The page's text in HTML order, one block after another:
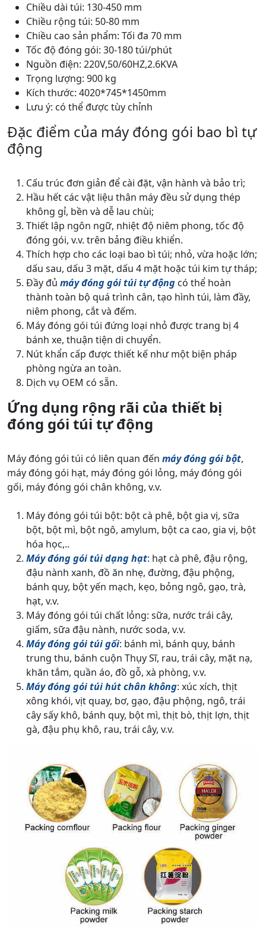
Chiều dài túi: 130-450 mm
Chiều rộng túi: 50-80 mm
Chiều cao sản phẩm: Tối đa 70 mm
Tốc độ đóng gói: 30-180 túi/phút
Nguồn điện: 220V,50/60HZ,2.6KVA
Trọng lượng: 900 kg
Kích thước: 4020*745*1450mm
Lưu ý: có thể được tùy chỉnh
Đặc điểm của máy đóng gói bao bì tự
động
Cấu trúc đơn giản để cài đặt, vận hành và bảo trì;
Hầu hết các vật liệu thân máy đều sử dụng thép
không gỉ, bền và dễ lau chùi;
Thiết lập ngôn ngữ, nhiệt độ niêm phong, tốc độ
đóng gói, v.v. trên bảng điều khiển.
Thích hợp cho các loại bao bì túi; nhỏ, vừa hoặc lớn;
dấu sau, dấu 3 mặt, dấu 4 mặt hoặc túi kim tự tháp;
Đầy đủ máy đóng gói túi tự động có thể hoàn
thành toàn bộ quá trình cân, tạo hình túi, làm đầy,
niêm phong, cắt và đếm.
Máy đóng gói túi đứng loại nhỏ được trang bị 4
bánh xe, thuận tiện di chuyển.
Nút khẩn cấp được thiết kế như một biện pháp
phòng ngừa an toàn.
Dịch vụ OEM có sẵn.
Ứng dụng rộng rãi của thiết bị
đóng gói túi tự động
Máy đóng gói túi có liên quan đến máy đóng gói bột,
máy đóng gói hạt, máy đóng gói lỏng, máy đóng gói
gối, máy đóng gói chân không, v.v.
Máy đóng gói túi bột: bột cà phê, bột gia vị, sữa
bột, bột mì, bột ngô, amylum, bột ca cao, gia vị, bột
hóa học,..
Máy đóng gói túi dạng hạt: hạt cà phê, đậu rộng,
đậu nành xanh, đồ ăn nhẹ, đường, đậu phộng,
bánh quy, bột yến mạch, kẹo, bỏng ngô, gạo, trà,
hạt, v.v.
Máy đóng gói túi chất lỏng: sữa, nước trái cây,
giấm, sữa đậu nành, nước soda, v.v.
Máy đóng gói túi gối: bánh mì, bánh quy, bánh
trung thu, bánh cuộn Thụy Sĩ, rau, trái cây, mặt nạ,
khăn tắm, quần áo, đồ gỗ, xà phòng, v.v.
Máy đóng gói túi hút chân không: xúc xích, thịt
xông khói, vịt quay, bơ, gạo, đậu phộng, ngô, trái
cây sấy khô, bánh quy, bột mì, thịt bò, thịt lợn, thịt
gà, đậu phụ khô, rau, trái cây, v.v.